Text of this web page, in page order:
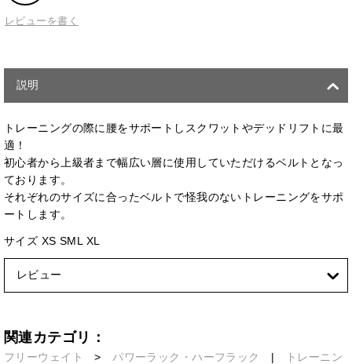
レビューを書く
説明
トレーニングの際に腰をサポートしスクワットやデッドリフトに最
適！
初心者から上級者まで幅広い層に使用していただけるベルトとなっ
ております。
それぞれのサイズに合ったベルトで怪我のないトレーニングをサポ
ートします。
サイズ XS SML XL
レビュー
関連カテゴリ：
フリーウェイト > パワーラック・ハーフラック |
トレーニン